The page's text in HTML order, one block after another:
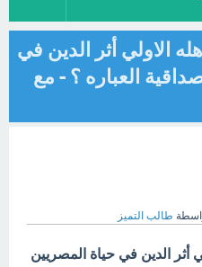
الاولي أثر الدين في
العباره ؟ - مع
طالب التميز
أثر الدين في حياة المصريين